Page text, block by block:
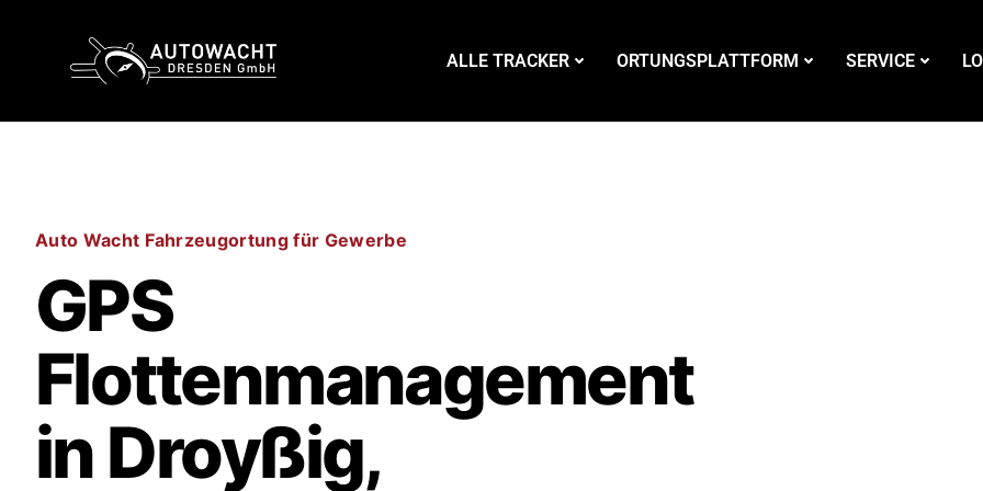
ALLE TRACKER ORTUNGSPLATTFORM SERVICE
Auto Wacht Fahrzeugortung für Gewerbe
GPS
Flottenmanagement
in Droyßig,